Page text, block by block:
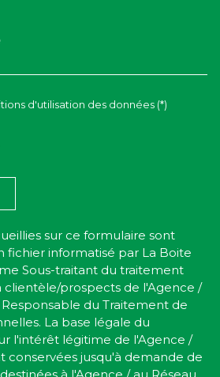
d'utilisation des données (*)
sur ce formulaire sont
fichier informatisé par La Boite
Sous-traitant du traitement
clientèle/prospects de l'Agence /
du Traitement de
La base légale du
l'intérêt légitime de l'Agence /
conservées jusqu'à demande de